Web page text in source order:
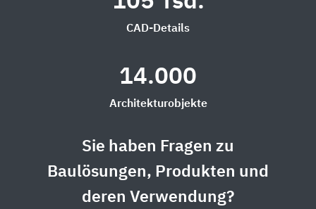
CAD-Details
14.000
Architekturobjekte
Sie haben Fragen zu
Baulösungen, Produkten und
deren Verwendung?